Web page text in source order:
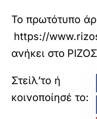
Το πρωτότυπο
https://
ανήκει στο